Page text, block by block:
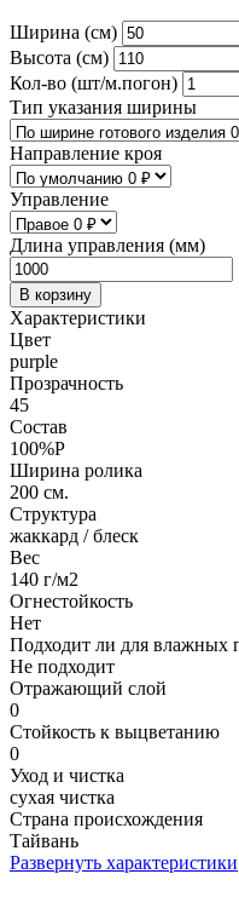
Ширина (см)
Высота (см)
Кол-во (шт/м.погон)
Тип указания ширины
Направление кроя
Управление
Длина управления (мм)
В корзину
Характеристики
Цвет
purple
Прозрачность
45
Состав
100%P
Ширина ролика
200 см.
Структура
жаккард / блеск
Вес
140 г/м2
Огнестойкость
Нет
Подходит ли для влажных
Не подходит
Отражающий слой
0
Стойкость к выцветанию
0
Уход и чистка
сухая чистка
Страна происхождения
Тайвань
Развернуть характеристики